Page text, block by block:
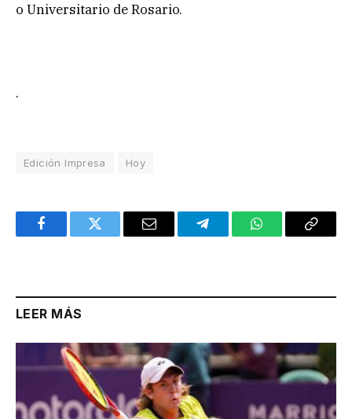
o Universitario de Rosario.
.
Edición Impresa Hoy
FacebookTwitter Email TelegramWhatsAppCopy
LEER MÁS